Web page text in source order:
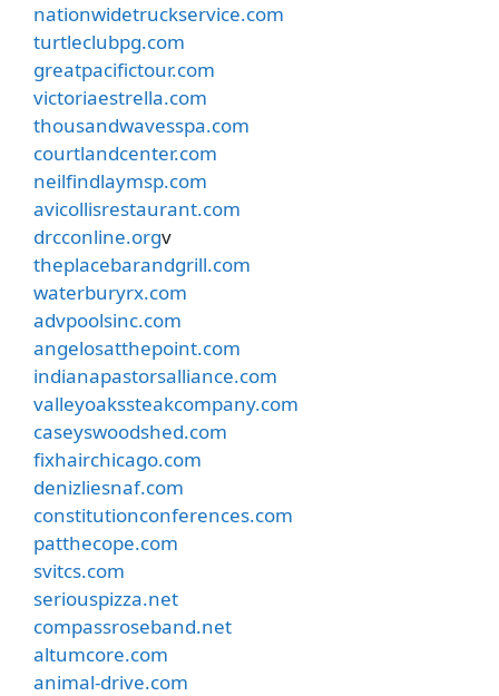
nationwidetruckservice.com
turtleclubpg.com
greatpacifictour.com
victoriaestrella.com
thousandwavesspa.com
courtlandcenter.com
neilfindlaymsp.com
avicollisrestaurant.com
drcconline.orgv
theplacebarandgrill.com
waterburyrx.com
advpoolsinc.com
angelosatthepoint.com
indianapastorsalliance.com
valleyoakssteakcompany.com
caseyswoodshed.com
fixhairchicago.com
denizliesnaf.com
constitutionconferences.com
patthecope.com
svitcs.com
seriouspizza.net
compassroseband.net
altumcore.com
animal-drive.com